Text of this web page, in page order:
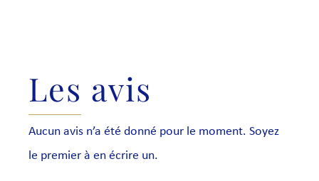
Les avis
Aucun avis n’a été donné pour le moment. Soyez
le premier à en écrire un.